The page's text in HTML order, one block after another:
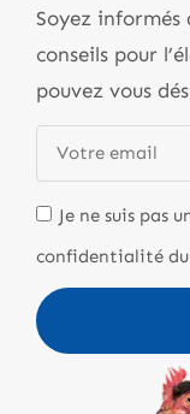
Soyez informés
conseils pour
pouvez vous
Je ne suis pas
confidentialité